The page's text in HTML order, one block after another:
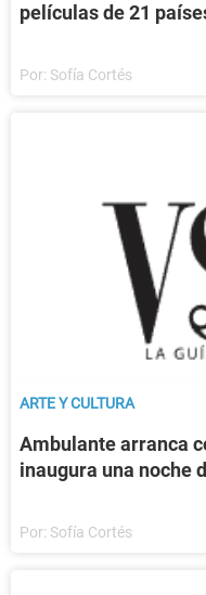
películas de 21
Por: Sofía Cortés
ARTE Y CULTURA
Ambulante arranca
inaugura una noche
Por: Sofía Cortés